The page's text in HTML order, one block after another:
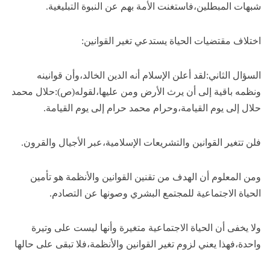
شبهات المبطلين،فاستغنت الأمة بهم عن النبوة التبليغية.
اختلاف مقتضيات الحياة يستدعي تغير القوانين:
السؤال الثاني:لقد أعلن الإسلام أنه الدين الخالد،وأن قوانينه
ونظمه باقية إلى أن يرث الأرض ومن عليها،لقوله(ص):حلال محمد
حلال إلى يوم القيامة،وحرام محمد حرام إلى يوم القيامة.
فلن تتغير القوانين والتشريعات الإسلامية،عبر الأجيال والقرون.
ومن المعلوم أن الهدف من تقنين القوانين والأنظمة هو تأمين
الحياة الاجتماعية للمجتمع البشري وصونها عن التصادم.
ولا يخفى أن الحياة الاجتماعية متغيرة وأنها ليست على وتيرة
واحدة،فهذا يعني لزوم تغير القوانين والأنظمة،فلا تبقى على حالها